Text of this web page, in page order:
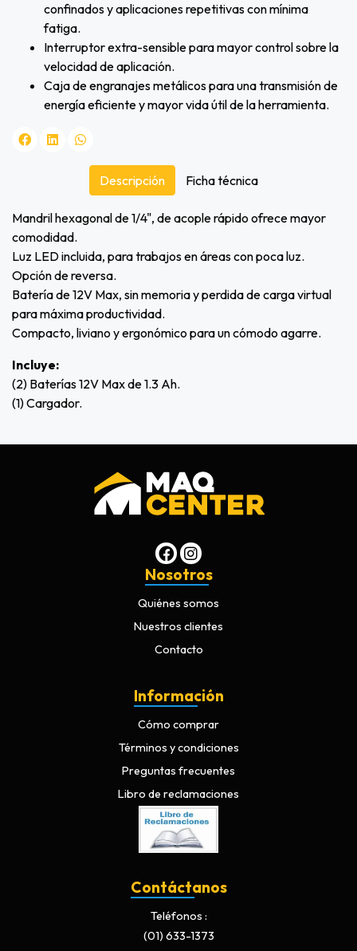
confinados y aplicaciones repetitivas con mínima
fatiga.
Interruptor extra-sensible para mayor control sobre la
velocidad de aplicación.
Caja de engranajes metálicos para una transmisión de
energía eficiente y mayor vida útil de la herramienta.
Mandril hexagonal de 1/4", de acople rápido ofrece mayor
comodidad.
Luz LED incluida, para trabajos en áreas con poca luz.
Opción de reversa.
Batería de 12V Max, sin memoria y perdida de carga virtual
para máxima productividad.
Compacto, liviano y ergonómico para un cómodo agarre.
Incluye:
(2) Baterías 12V Max de 1.3 Ah.
(1) Cargador.
Descripción Ficha técnica
Nosotros
Quiénes somos
Nuestros clientes
Contacto
Información
Cómo comprar
Términos y condiciones
Preguntas frecuentes
Libro de reclamaciones
Contáctanos
Teléfonos
(01) 633-1373